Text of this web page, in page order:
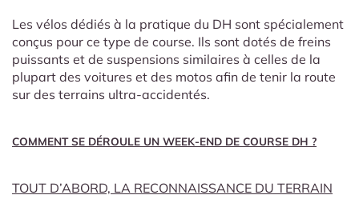
Les vélos dédiés à la pratique du DH sont spécialement
conçus pour ce type de course. Ils sont dotés de freins
puissants et de suspensions similaires à celles de la
plupart des voitures et des motos afin de tenir la route
sur des terrains ultra-accidentés.
COMMENT SE DÉROULE UN WEEK-END DE COURSE DH ?
TOUT D’ABORD, LA RECONNAISSANCE DU TERRAIN